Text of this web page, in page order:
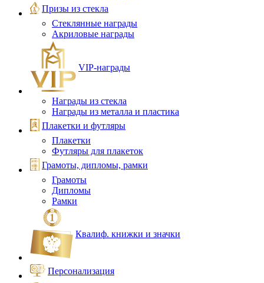
Призы из стекла
Стеклянные награды
Акриловые награды
VIP‑награды
Награды из стекла
Награды из металла и пластика
Плакетки и футляры
Плакетки
Футляры для плакеток
Грамоты, дипломы, рамки
Грамоты
Дипломы
Рамки
Квалиф. книжки и значки
Персонализация